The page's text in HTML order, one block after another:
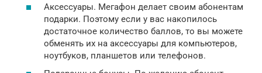
Аксессуары. Мегафон делает своим абонентам
подарки. Поэтому если у вас накопилось
достаточное количество баллов, то вы можете
обменять их на аксессуары для компьютеров,
ноутбуков, планшетов или телефонов.